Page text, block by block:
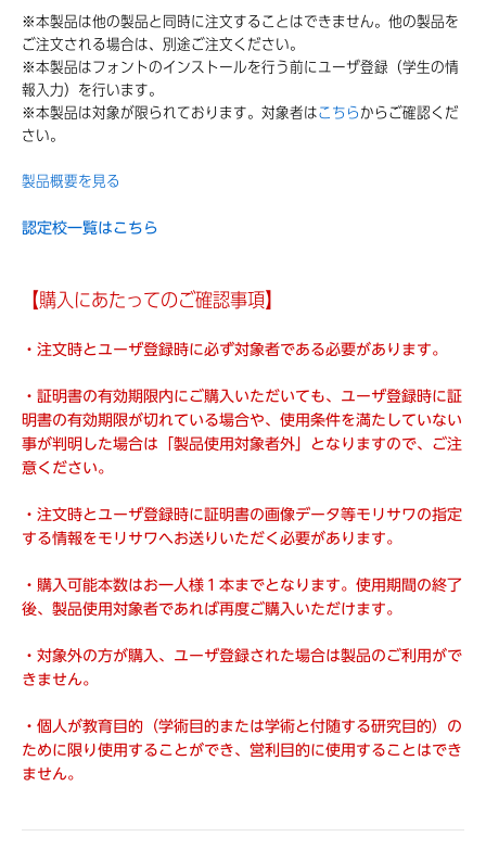
※本製品は他の製品と同時に注文することはできません。他の製品を
ご注文される場合は、別途ご注文ください。
※本製品はフォントのインストールを行う前にユーザ登録（学生の情
報入力）を行います。
※本製品は対象が限られております。対象者はこちら からご確認くだ
さい。
製品概要を見る
認定校一覧はこちら
【購入にあたってのご確認事項】
・注文時とユーザ登録時に必ず対象者である必要があります。
・証明書の有効期限内にご購入いただいても、ユーザ登録時に証
明書の有効期限が切れている場合や、使用条件を満たしていない
事が判明した場合は「製品使用対象者外」となりますので、ご注
意ください。
・注文時とユーザ登録時に証明書の画像データ等モリサワの指定
する情報をモリサワへお送りいただく必要があります。
・購入可能本数はお一人様１本までとなります。使用期間の終了
後、製品使用対象者であれば再度ご購入いただけます。
・対象外の方が購入、ユーザ登録された場合は製品のご利用がで
きません。
・個人が教育目的（学術目的または学術と付随する研究目的）の
ために限り使用することができ、営利目的に使用することはでき
ません。